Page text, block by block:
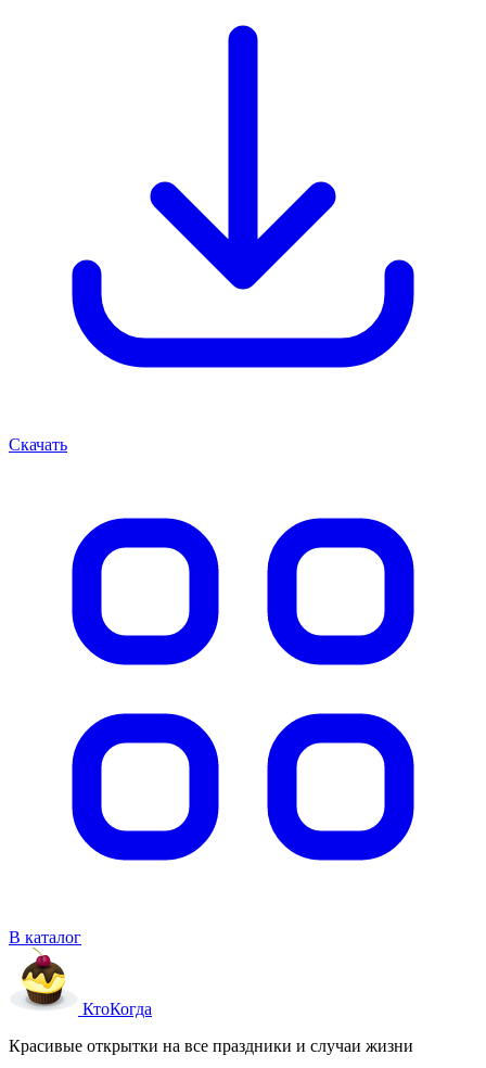
Скачать
В каталог
КтоКогда
Красивые открытки на все праздники и случаи жизни